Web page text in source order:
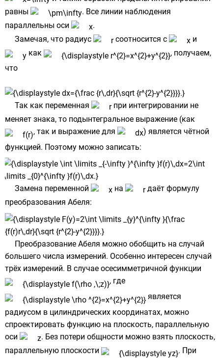
равны
. Все линии наблюдения
параллельны оси
.
Замечая, что радиус соотносится с
и
как
, получаем,
что
Так как переменная при интегрировании не
меняет знака, то подынтегральное выражение (как
, так и выражение для
) является чётной
функцией. Поэтому можно записать:
Замена переменной на
даёт формулу
преобразования Абеля:
Преобразование Абеля можно обобщить на случай
большего числа измерений. Особенно интересен случай
трёх измерений. В случае осесимметричной функции
, где
является
радиусом в цилиндрических координатах, можно
спроектировать функцию на плоскость, параллельную
оси
. Без потери общности можно взять плоскость,
параллельную плоскости
. При